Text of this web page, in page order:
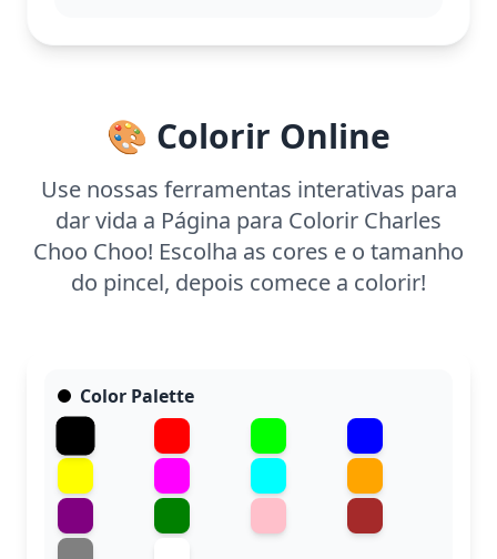
🎨 Colorir Online
Use nossas ferramentas interativas para
dar vida a Página para Colorir Charles
Choo Choo! Escolha as cores e o tamanho
do pincel, depois comece a colorir!
Color Palette